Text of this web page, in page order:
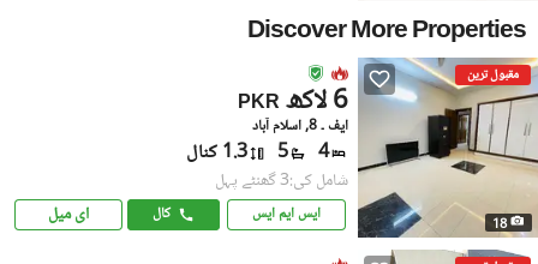
Discover More Properties
مقبول ترین
18
PKR 6 لاکھ
ایف ۔ 8, اسلام آباد
4
5 1.3 کنال
شامل کی:3 گھنٹے پہل
ایس ایم ایس کال ای میل